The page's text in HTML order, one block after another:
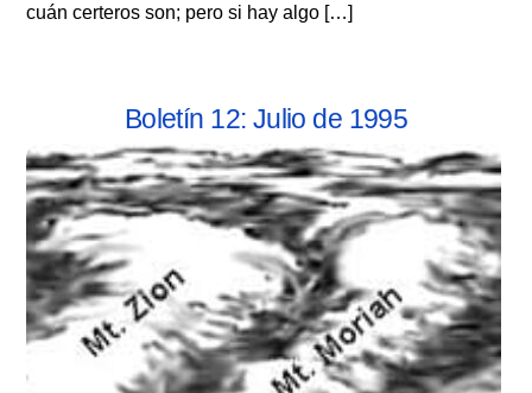
cuán certeros son; pero si hay algo […]
Boletín 12: Julio de 1995